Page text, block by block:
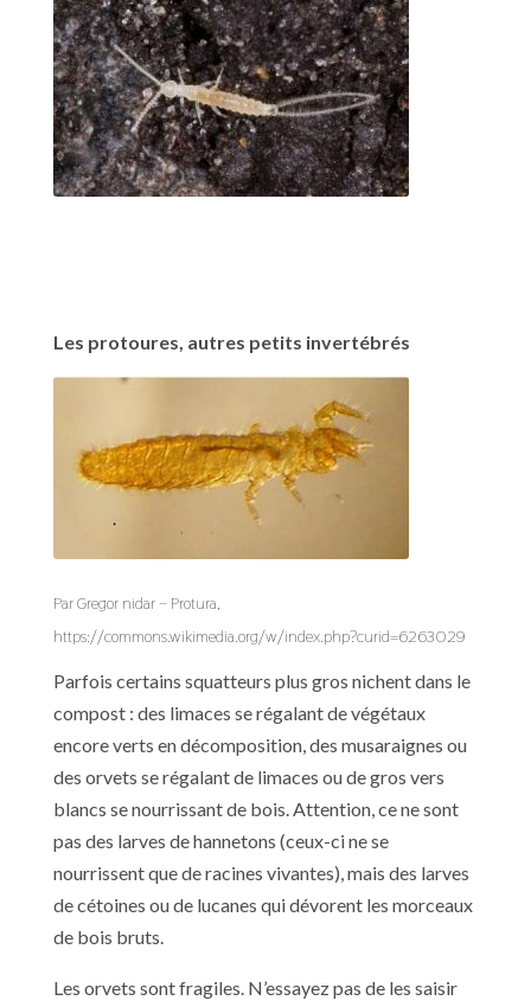
Les protoures, autres petits invertébrés
Par Gregor nidar – Protura,
https://commons.wikimedia.org/w/index.php?curid=6263029
Parfois certains squatteurs plus gros nichent dans le
compost : des limaces se régalant de végétaux
encore verts en décomposition, des musaraignes ou
des orvets se régalant de limaces ou de gros vers
blancs se nourrissant de bois. Attention, ce ne sont
pas des larves de hannetons (ceux-ci ne se
nourrissent que de racines vivantes), mais des larves
de cétoines ou de lucanes qui dévorent les morceaux
de bois bruts.
Les orvets sont fragiles. N’essayez pas de les saisir